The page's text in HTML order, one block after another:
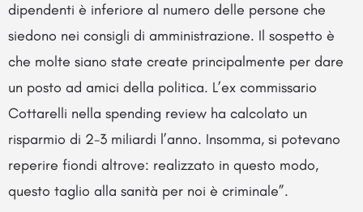
dipendenti è inferiore al numero delle persone che
siedono nei consigli di amministrazione. Il sospetto è
che molte siano state create principalmente per dare
un posto ad amici della politica. L’ex commissario
Cottarelli nella spending review ha calcolato un
risparmio di 2-3 miliardi l’anno. Insomma, si potevano
reperire fiondi altrove: realizzato in questo modo,
questo taglio alla sanità per noi è criminale”.